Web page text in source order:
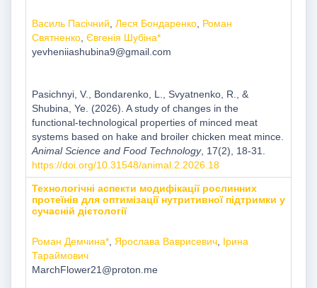
Василь Пасічний Леся Бондаренко, Роман
Святненко, Євгенія Шубіна*
yevheniiashubina9@gmail.com
Pasichnyi, V., Bondarenko, L., Svyatnenko, R., &
Shubina, Ye. (2026). A study of changes in the
functional-technological properties of minced meat
systems based on hake and broiler chicken meat mince.
Animal Science and Food Technology, 17(2), 18-31.
https://doi.org/10.31548/animal.2.2026.18
Технологічні аспекти модифікації рослинних
протеїнів для оптимізації нутритивної підтримки у
сучасній дієтології
Роман Демчина*, Ярослава Ваврисевич, Ірина
Тараймович
MarchFlower21@proton.me